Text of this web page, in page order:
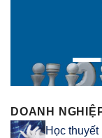
DOANH
Học